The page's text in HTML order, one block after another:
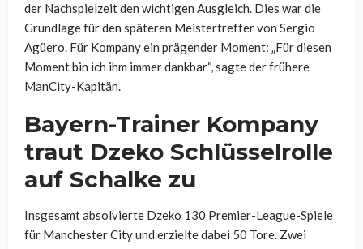
der Nachspielzeit den wichtigen Ausgleich. Dies war die
Grundlage für den späteren Meistertreffer von Sergio
Agüero. Für Kompany ein prägender Moment: „Für diesen
Moment bin ich ihm immer dankbar“, sagte der frühere
ManCity-Kapitän.
Bayern-Trainer Kompany
traut Dzeko Schlüsselrolle
auf Schalke zu
Insgesamt absolvierte Dzeko 130 Premier-League-Spiele
für Manchester City und erzielte dabei 50 Tore. Zwei